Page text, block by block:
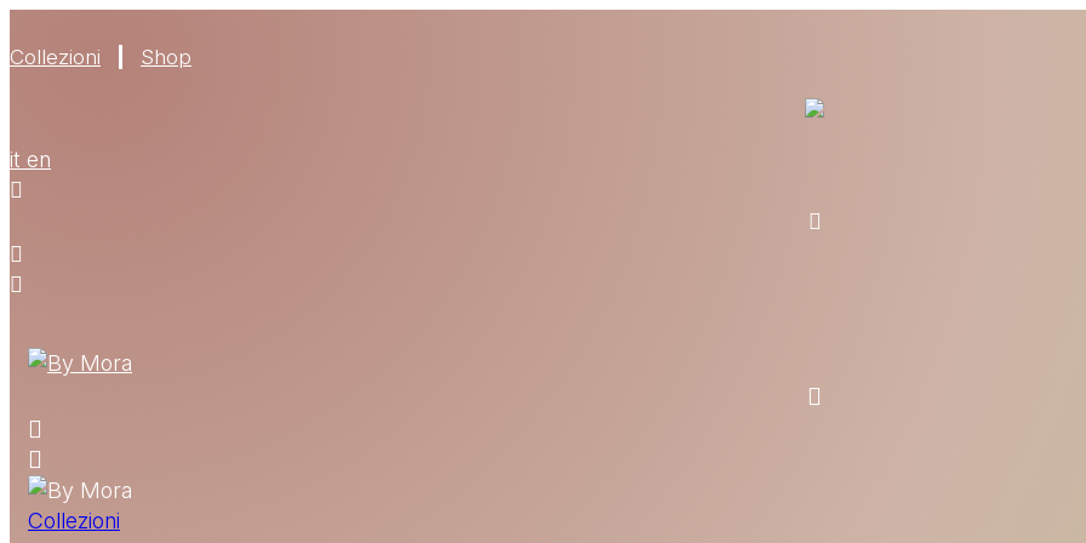
Collezioni Shop
it en
Collezioni